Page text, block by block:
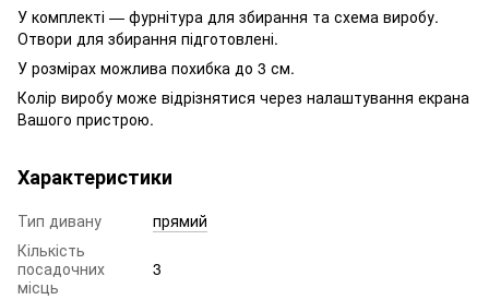
У комплекті — фурнітура для збирання та схема виробу.
Отвори для збирання підготовлені.
У розмірах можлива похибка до 3 см.
Колір виробу може відрізнятися через налаштування екрана
Вашого пристрою.
Характеристики
Тип дивану
прямий
Кількість
посадочних
місць
3